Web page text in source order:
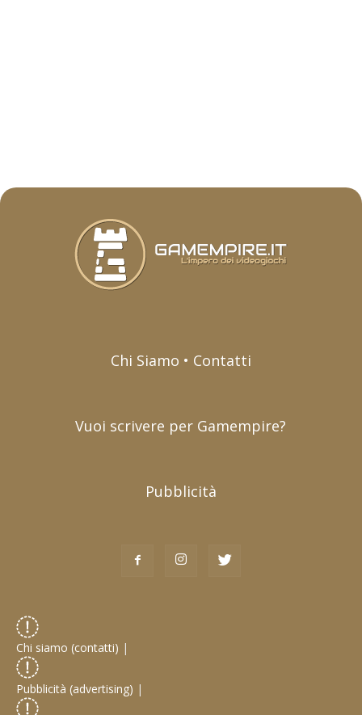
Chi Siamo • Contatti
Vuoi scrivere per Gamempire?
Pubblicità
Chi siamo (contatti) |
Pubblicità (advertising) |